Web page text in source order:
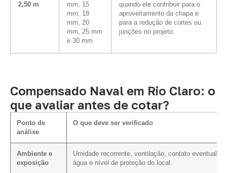
2,50 m
mm, 15
mm, 18
mm, 20
mm, 25 mm
e 30 mm
quando ele contribuir para o
aproveitamento da chapa e
para a redução de cortes ou
junções no projeto.
Compensado Naval em Rio Claro: o
que avaliar antes de cotar?
Ponto de
análise
O que deve ser verificado
Ambiente e
exposição
Umidade recorrente, ventilação, contato eventual
água e nível de proteção do local.